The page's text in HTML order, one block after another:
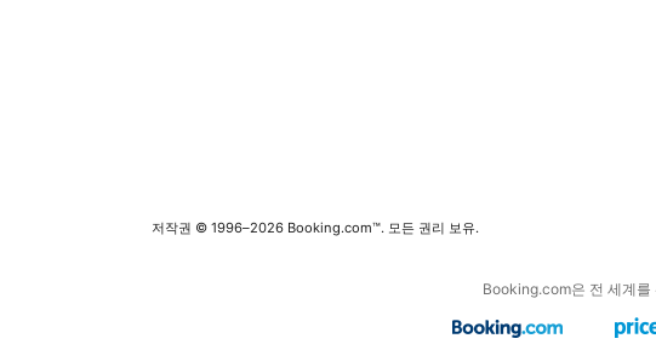
저작권 © 1996–2026 Booking.com™. 모든 권리 보유.
Booking.com은 전 세계